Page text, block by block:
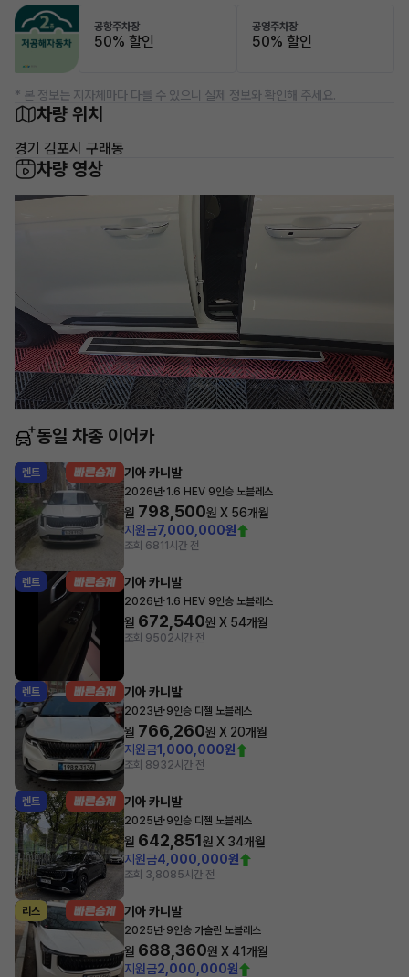
공항주차장
50% 할인
공영주차장
50% 할인
* 본 정보는 지자체마다 다를 수 있으니 실제 정보와 확인해 주세요.
차량 위치
경기 김포시 구래동
차량 영상
동일 차종 이어카
렌트 기아 카니발
2026년·1.6 HEV 9인승 노블레스
월 798,500원 X 56개월
지원금7,000,000원
조회 681 1시간 전
렌트 기아 카니발
2026년·1.6 HEV 9인승 노블레스
월 672,540원 X 54개월
조회 9502시간 전
렌트 기아 카니발
2023년·9인승 디젤 노블레스
월 766,260원 X 20개월
지원금1,000,000원
조회 8932시간 전
렌트 기아 카니발
2025년·9인승 디젤 노블레스
월 642,851원 X 34개월
지원금4,000,000원
조회 3,8085시간 전
리스 기아 카니발
2025년·9인승 가솔린 노블레스
월 688,360원 X41개월
지원금2,000,000원